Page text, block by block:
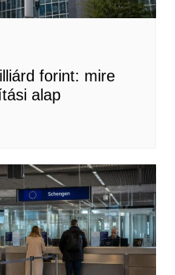
forint: mire
alap